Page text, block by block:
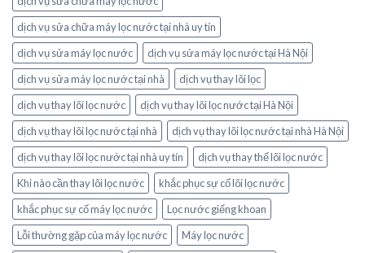
dịch vụ sửa chữa máy lọc nước tại nhà uy tín
dịch vụ sửa máy lọc nước
dịch vụ sửa máy lọc nước tại Hà Nội
dịch vụ sửa máy lọc nước tại nhà
dịch vụ thay lõi lọc
dịch vụ thay lõi lọc nước
dịch vụ thay lõi lọc nước tại Hà Nội
dịch vụ thay lõi lọc nước tại nhà
dịch vụ thay lõi lọc nước tại nhà Hà Nội
dịch vụ thay lõi lọc nước tại nhà uy tín
dịch vụ thay thế lõi lọc nước
Khi nào cần thay lõi lọc nước
khắc phục sự cố lõi lọc nước
khắc phục sự cố máy lọc nước
Lọc nước giếng khoan
Lỗi thường gặp của máy lọc nước
Máy lọc nước